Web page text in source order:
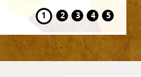
1 2 3 4 5